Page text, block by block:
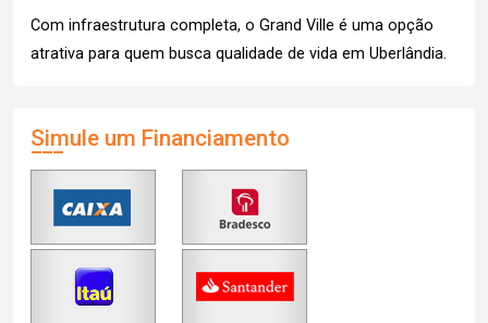
Com infraestrutura completa, o Grand Ville é uma opção
atrativa para quem busca qualidade de vida em Uberlândia.
Simule um Financiamento